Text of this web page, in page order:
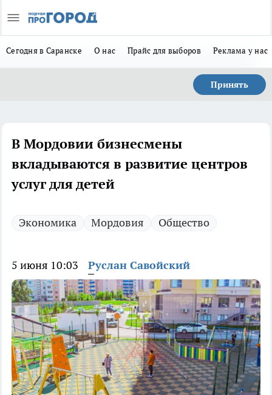
Сегодня в Саранске О нас Прайс для выборов Реклама у нас
Принять
В Мордовии бизнесмены
вкладываются в развитие центров
услуг для детей
Экономика Мордовия Общество
5 июня 10:03 Руслан Савойский